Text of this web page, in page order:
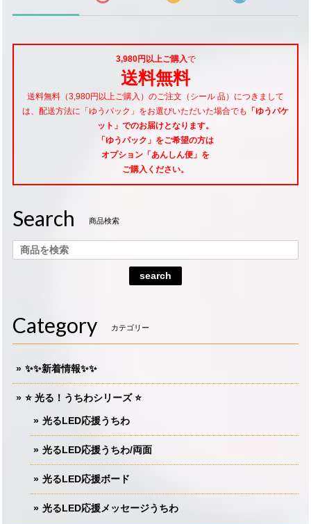
3,980円以上ご購入で
送料無料
送料無料（3,980円以上ご購入）のご注文（シール 品）につきまして
は、配送方法に「ゆうパック」をお選びいただいた場合でも
「ゆうパケ
ット」でのお届けとなります。
「ゆうパック」をご希望の方は
オプション「あんしん便」 を
ご購入ください。
Search 商品検索
search
Category カテゴリー
✨✨新着情報✨✨
⭐️ 光る！うちわシリーズ ⭐️
光るLED応援うちわ
光るLED応援うちわ/両面
光るLED応援ボード
光るLED応援メッセージうちわ